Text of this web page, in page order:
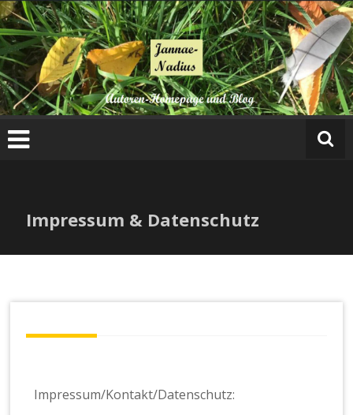
Impressum & Datenschutz
Impressum/Kontakt/Datenschutz: